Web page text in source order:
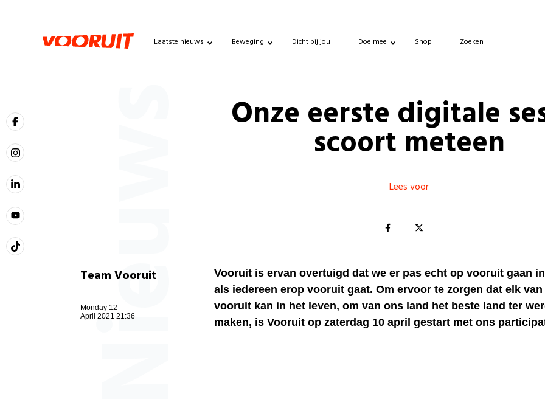
Laatste nieuws Beweging Dicht bij jou Doe mee Shop Zoeken
Nieuws Onze eerste digitale
scoort meteen
Lees voor
Team Vooruit
Monday 12
April 2021 21:36
Vooruit is ervan overtuigd dat we er pas echt op vooruit gaan
als iedereen erop vooruit gaat. Om ervoor te zorgen dat elk
vooruit kan in het leven, om van ons land het beste land ter
maken, is Vooruit op zaterdag 10 april gestart met ons